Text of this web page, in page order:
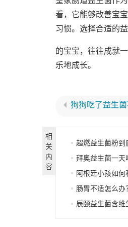
看，它能够改善宝
习惯。选择合适的
的宝宝，往往成就
乐地成长。
狗狗吃了益生
相
关
内
容
超燃益生菌粉到
拜奥益生菌一天
阿根廷小孩如
肠胃不适怎么
辰颐益生菌含维生